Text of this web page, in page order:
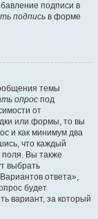
подписи в
подпись в форме
темы
опрос под
от
или формы, то вы
и как минимум два
что каждый
поля. Вы также
выбрать
ответа»,
будет
вариант, за который